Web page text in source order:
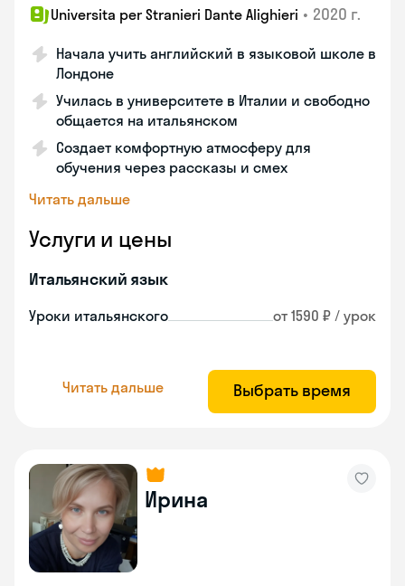
Universita per Stranieri Dante Alighieri • 2020 г.
Начала учить английский в языковой школе в
Лондоне
Училась в университете в Италии и свободно
общается на итальянском
Создает комфортную атмосферу для
обучения через рассказы и смех
Читать дальше
Услуги и цены
Итальянский язык
Уроки итальянского от 1590 ₽ / урок
Читать дальше Выбрать время
Ирина